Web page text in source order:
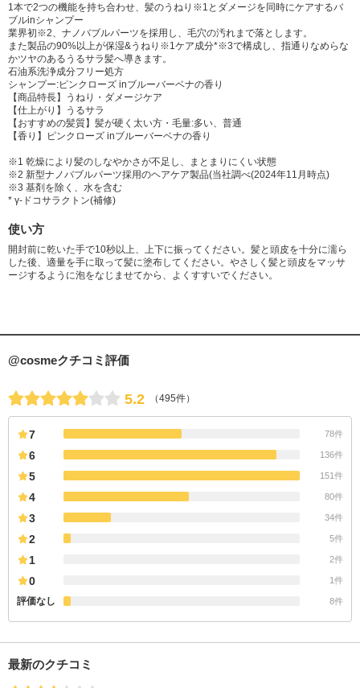
香料
1本で2つの機能を持ち合わせ、髪のうねり※1とダメージを同時にケアするバ
ブルinシャンプー
業界初※2、ナノバブルパーツを採用し、毛穴の汚れまで落とします。
また製品の90%以上が保湿&うねり※1ケア成分*※3で構成し、指通りなめらな
かツヤのあるうるサラ髪へ導きます。
石油系洗浄成分フリー処方
シャンプー:ピンクローズ inブルーバーベナの香り
【商品特長】うねり・ダメージケア
【仕上がり】うるサラ
【おすすめの髪質】髪が硬く太い方・毛量:多い、普通
【香り】ピンクローズ inブルーバーベナの香り
※1 乾燥により髪のしなやかさが不足し、まとまりにくい状態
※2 新型ナノバブルパーツ採用のヘアケア製品(当社調べ(2024年11月時点)
※3 基剤を除く、水を含む
* γ-ドコサラクトン(補修)
使い方
開封前に乾いた手で10秒以上、上下に振ってください。髪と頭皮を十分に濡ら
した後、適量を手に取って髪に塗布してください。やさしく髪と頭皮をマッサ
ージするように泡をなじませてから、よくすすいでください。
@cosmeクチコミ評価
5.2 （495件）
7 78件
6 136件
5 151件
4 80件
3 34件
2 5件
1 2件
0 1件
評価なし 8件
最新のクチコミ